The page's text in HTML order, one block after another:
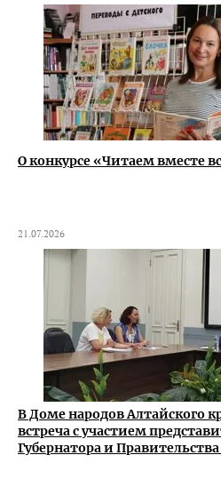
О конкурсе «Читаем вместе
21.07.2026
В Доме народов Алтайского
встреча с участием
Губернатора и